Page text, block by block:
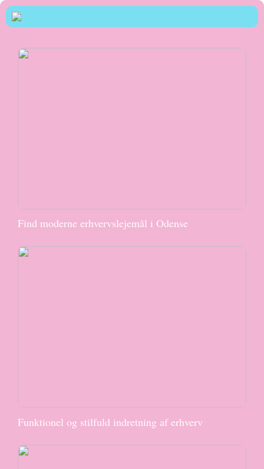
Find moderne erhvervslejemål i Odense
Funktionel og stilfuld indretning af erhverv